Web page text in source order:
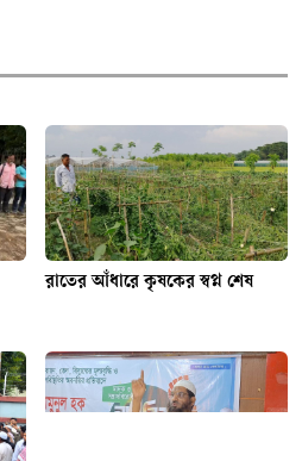
রাতের আঁধারে কৃষকের স্বপ্ন শেষ